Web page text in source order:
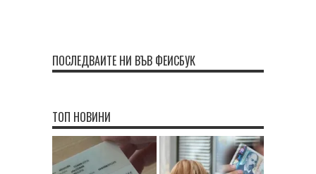
ПОСЛЕДВАЙТЕ НИ ВЪВ ФЕЙСБУК
ТОП НОВИНИ